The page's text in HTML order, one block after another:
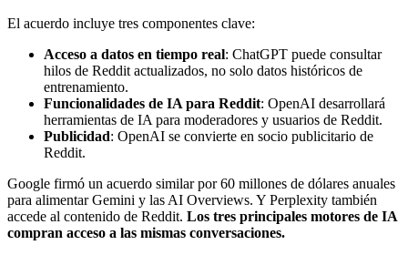
El acuerdo incluye tres componentes clave:
Acceso a datos en tiempo real: ChatGPT puede consultar
hilos de Reddit actualizados, no solo datos históricos de
entrenamiento.
Funcionalidades de IA para Reddit: OpenAI desarrollará
herramientas de IA para moderadores y usuarios de Reddit.
Publicidad: OpenAI se convierte en socio publicitario de
Reddit.
Google firmó un acuerdo similar por 60 millones de dólares anuales
para alimentar Gemini y las AI Overviews. Y Perplexity también
accede al contenido de Reddit. Los tres principales motores de IA
compran acceso a las mismas conversaciones.